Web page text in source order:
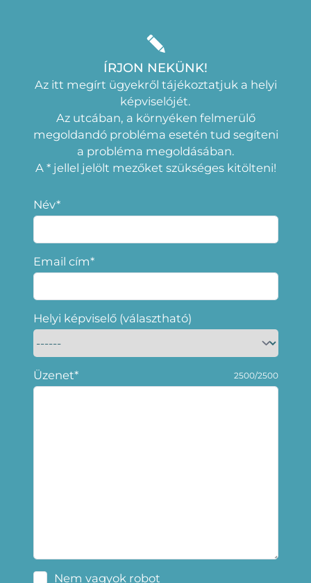
ÍRJON NEKÜNK!
Az itt megírt ügyekről tájékoztatjuk a helyi
képviselójét.
Az utcában, a környéken felmerülő
megoldandó probléma esetén tud segíteni
a probléma megoldásában.
A * jellel jelölt mezőket szükséges kitölteni!
Név*
Email cím*
Helyi képviselő (választható)
Üzenet* 2500/2500
Nem vagyok robot